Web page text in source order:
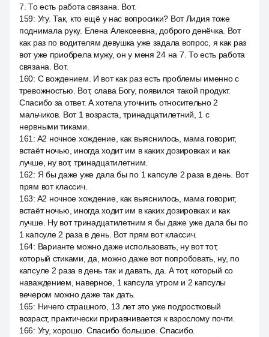
7. То есть работа связана. Вот.
159: Угу. Так, кто ещё у нас вопросики? Вот Лидия тоже
поднимала руку. Елена Алексеевна, доброго денёчка. Вот
как раз по водителям девушка уже задала вопрос, я как раз
вот уже приобрела мужу, он у меня 24 на 7. То есть работа
связана. Вот.
160: С вождением. И вот как раз есть проблемы именно с
тревожностью. Вот, слава Богу, появился такой продукт.
Спасибо за ответ. А хотела уточнить относительно 2
мальчиков. Вот 1 возраста, тринадцатилетний, 1 с
нервными тиками.
161 : A2 ночное хождение, как выяснилось, мама говорит,
встаёт ночью, иногда ходит им в каких дозировках и как
лучше, ну вот, тринадцатилетним.
162: Я бы даже уже дала бы по 1 капсуле 2 раза в день. Вот
прям вот классич.
163: A2 ночное хождение, как выяснилось, мама говорит,
встаёт ночью, иногда ходит им в каких дозировках и как
лучше. Ну вот тринадцатилетним я бы даже уже дала бы по
1 капсуле 2 раза в день. Вот прям вот классич.
164: Варианте можно даже использовать, ну вот тот,
который стиками, да, можно даже вот попробовать, ну, по
капсуле 2 раза в день так и давать, да. А тот, который со
наваждением, наверное, 1 капсула утром и 2 капсулы
вечером можно даже так дать.
165: Ничего страшного, 13 лет это уже подростковый
возраст, практически приравнивается к взрослому почти.
166: Угу, хорошо. Спасибо большое. Спасибо.